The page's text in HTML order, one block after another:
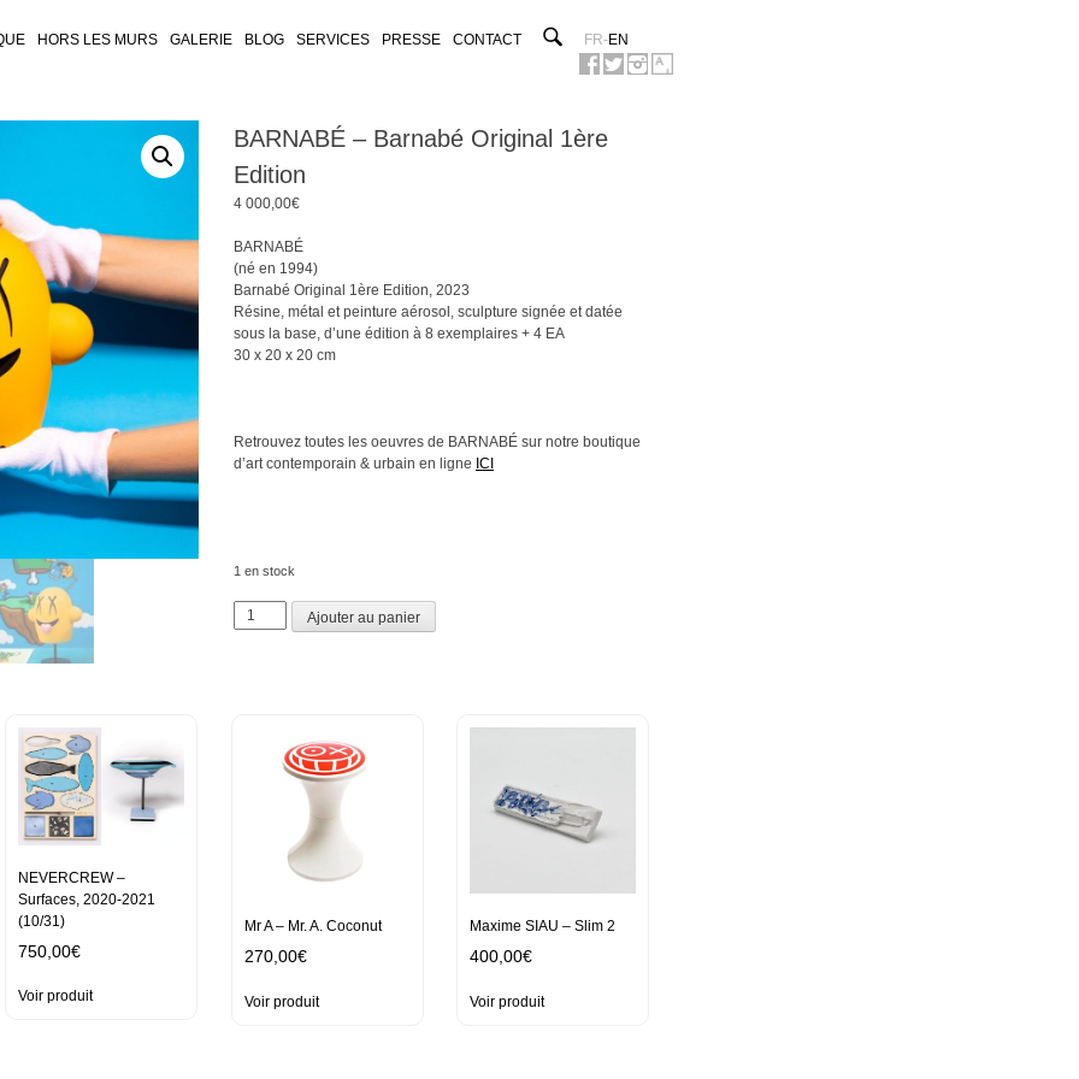
HORS LES MURS GALERIE BLOG SERVICES PRESSE CONTACT FR-EN
BARNABÉ – Barnabé Original 1ère
Edition
4 000,00€
BARNABÉ
(né en 1994)
Barnabé Original 1ère Edition, 2023
Résine, métal et peinture aérosol, sculpture signée et datée
sous la base, d’une édition à 8 exemplaires + 4 EA
30 x 20 x 20 cm
Retrouvez toutes les oeuvres de BARNABÉ sur notre boutique
d’art contemporain & urbain en ligne ICI
1 en stock
quantité
de
Ajouter au panier
NEVERCREW –
Surfaces, 2020-2021
(10/31)
750,00€
Voir produit
Mr A – Mr. A. Coconut
270,00€
Voir produit
Maxime SIAU – Slim 2
400,00€
Voir produit